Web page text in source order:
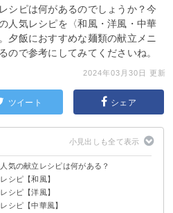
シピは何があるのでしょうか？今
人気レシピを〈和風・洋風・中華
夕飯におすすめな麺類の献立メニ
ので参考にしてみてくださいね。
2024年03月30日 更新
ツイート シェア
気の献立レシピは何がある？
シピ【和風】
タ
シピ【洋風】
パスタ風
冷製パスタ風
シピ【中華風】